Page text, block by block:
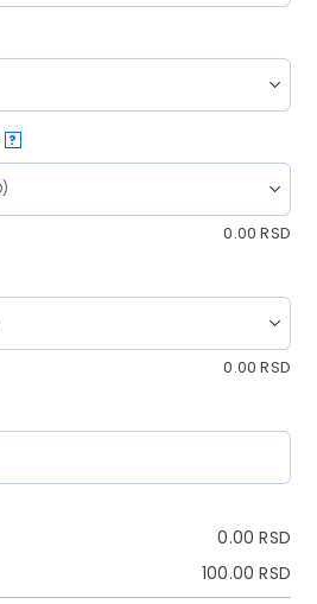
?
0.00RSD
0.00RSD
0.00RSD
100.00RSD